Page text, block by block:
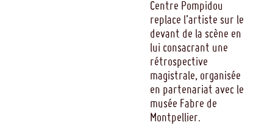
Centre Pompidou
replace l’artiste sur le
devant de la scène en
lui consacrant une
rétrospective
magistrale, organisée
en partenariat avec le
musée Fabre de
Montpellier.